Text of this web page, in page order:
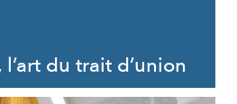
du trait d’union